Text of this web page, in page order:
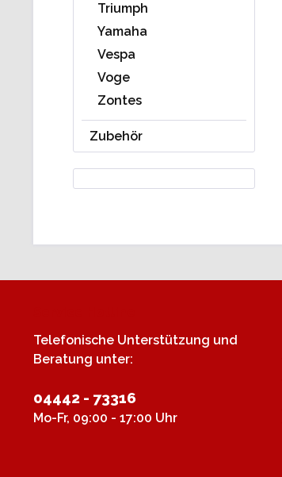
Triumph
Yamaha
Vespa
Voge
Zontes
Zubehör
Telefonische Unterstützung und
Beratung unter:
04442 - 73316
Mo-Fr, 09:00 - 17:00 Uhr